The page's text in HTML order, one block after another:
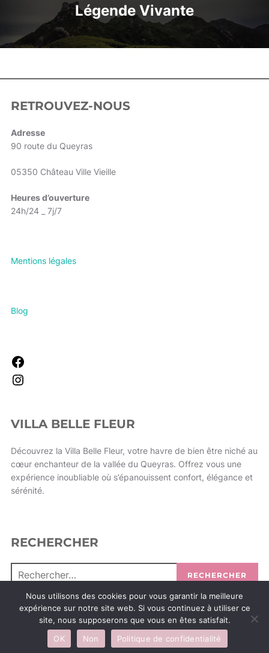
Légende Vivante
RETROUVEZ-NOUS
Adresse
90 route du Queyras
05350 Château Ville Vieille
Heures d’ouverture
24h/24 _ 7j/7
Mentions légales
Blog
VILLA BELLE FLEUR
Découvrez la Villa Belle Fleur, votre havre de bien être niché au
cœur enchanteur de la vallée du Queyras. Offrez vous une
expérience inoubliable où s’épanouissent confort, élégance et
sérénité.
RECHERCHER
RECHERCHER
Politique de confidentialité
Nous utilisons des cookies pour vous garantir la meilleure
expérience sur notre site web. Si vous continuez à utiliser ce
site, nous supposerons que vous en êtes satisfait.
OK
Non Politique de confidentialité